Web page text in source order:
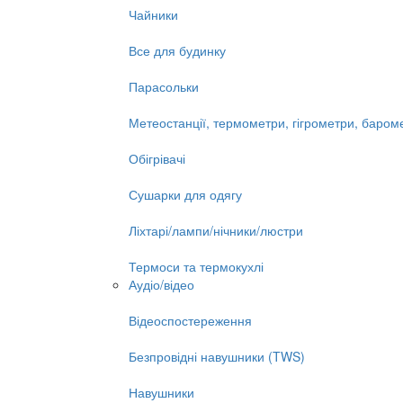
Чайники
Все для будинку
Парасольки
Метеостанції, термометри, гігрометри,
Обігрівачі
Сушарки для одягу
Ліхтарі/лампи/нічники/люстри
Термоси та термокухлі
Аудіо/відео
Відеоспостереження
Безпровідні навушники (TWS)
Навушники